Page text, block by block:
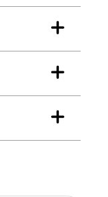
+
+
+